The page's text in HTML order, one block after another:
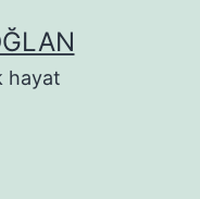
hayat